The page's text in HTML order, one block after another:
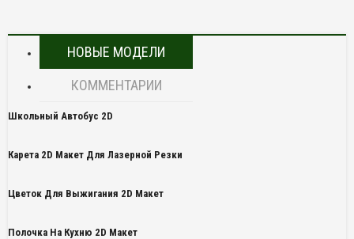
НОВЫЕ МОДЕЛИ
КОММЕНТАРИИ
Школьный Автобус 2D
Карета 2D Макет Для Лазерной Резки
Цветок Для Выжигания 2D Макет
Полочка На Кухню 2D Макет